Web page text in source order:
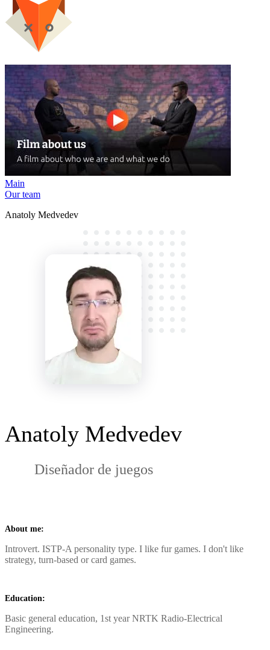
Main
Our team
Anatoly Medvedev
Anatoly Medvedev
Diseñador de juegos
About me:
Introvert. ISTP-A personality type. I like fur games. I don't like
strategy, turn-based or card games.
Education:
Basic general education, 1st year NRTK Radio-Electrical
Engineering.